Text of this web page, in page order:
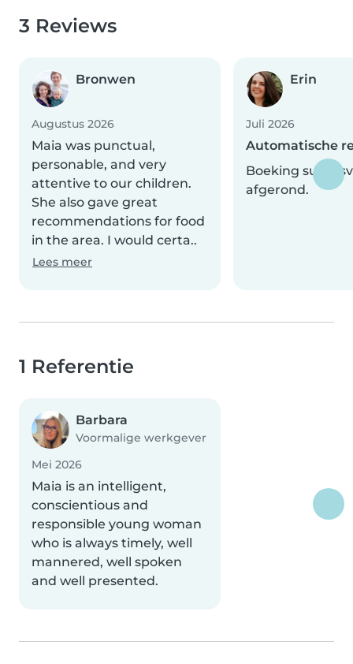
3 Reviews
Bronwen
Augustus 2026
Maia was punctual,
personable, and very
attentive to our children.
She also gave great
recommendations for food
in the area. I would certa..
Lees meer
Erin
Juli 2026
Automatische
Boeking
afgerond.
1 Referentie
Barbara
Voormalige werkgever
Mei 2026
Maia is an intelligent,
conscientious and
responsible young woman
who is always timely, well
mannered, well spoken
and well presented.